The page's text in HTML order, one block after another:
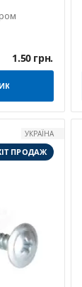
1.50 грн.
УКРАЇНА
ПРОДАЖ